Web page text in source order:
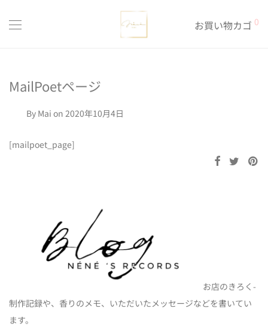
お買い物カゴ 0
MailPoetページ
By Mai on 2020年10月4日
[mailpoet_page]
お店のきろく-
制作記録や、香りのメモ、いただいたメッセージなどを書いてい
ます。